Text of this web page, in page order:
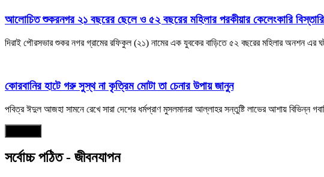
আলোচিত শুকরনগর ২১ বছরের ছেলে ও ৫২ বছরের মহিলার পরকীয়ার কেলেংকারি
দিরাই পৌরসভার শুকর নগর গ্রামের রফিকুল (২১) নামের এক যুবকের বাড়িতে ৫২ বছরের মহিলার অনশন
কোরবানির হাটে গরু সুস্থ না কৃত্রিম মোটা তা চেনার উপায় জানুন
পবিত্র ঈদুল আজহা সামনে রেখে সারা দেশের ধর্মপ্রাণ মুসলমানরা আল্লাহর সন্তুষ্টি লাভের আশায়
সর্বোচ্চ পঠিত - জীবনযাপন